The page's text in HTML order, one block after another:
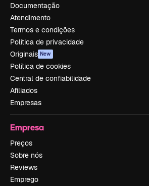
Documentação
Atendimento
Termos e condições
Política de privacidade
Originais New
Política de cookies
Central de confiabilidade
Afiliados
Empresas
Empresa
Preços
Sobre nós
Reviews
Emprego